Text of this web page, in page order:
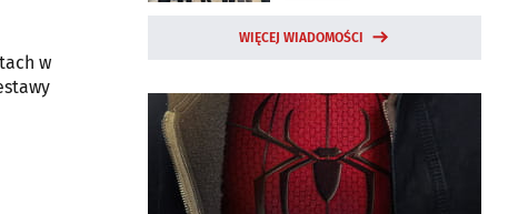
w
WIĘCEJ WIADOMOŚCI